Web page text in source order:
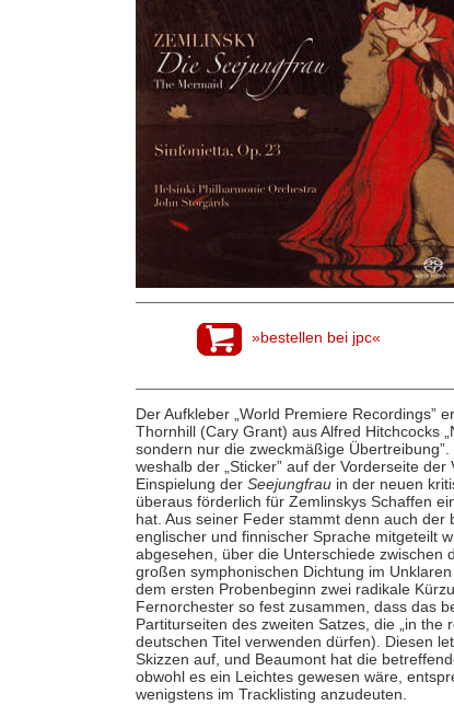
»bestellen bei jpc«
Der Aufkleber „World Premiere Recordings”
Thornhill (Cary Grant) aus Alfred Hitchcocks
sondern nur die zweckmäßige
weshalb der „Sticker” auf der Vorderseite
Einspielung der Seejungfrauin der neuen
überaus förderlich für Zemlinskys Schaffen
hat. Aus seiner Feder stammt denn auch
englischer und finnischer Sprache mitgeteilt
abgesehen, über die Unterschiede
großen symphonischen Dichtung im
dem ersten Probenbeginn zwei radikale
Fernorchester so fest zusammen, dass das
Partiturseiten des zweiten Satzes, die „in
deutschen Titel verwenden dürfen). Diesen
Skizzen auf, und Beaumont hat die
obwohl es ein Leichtes gewesen wäre,
wenigstens im Tracklisting anzudeuten.